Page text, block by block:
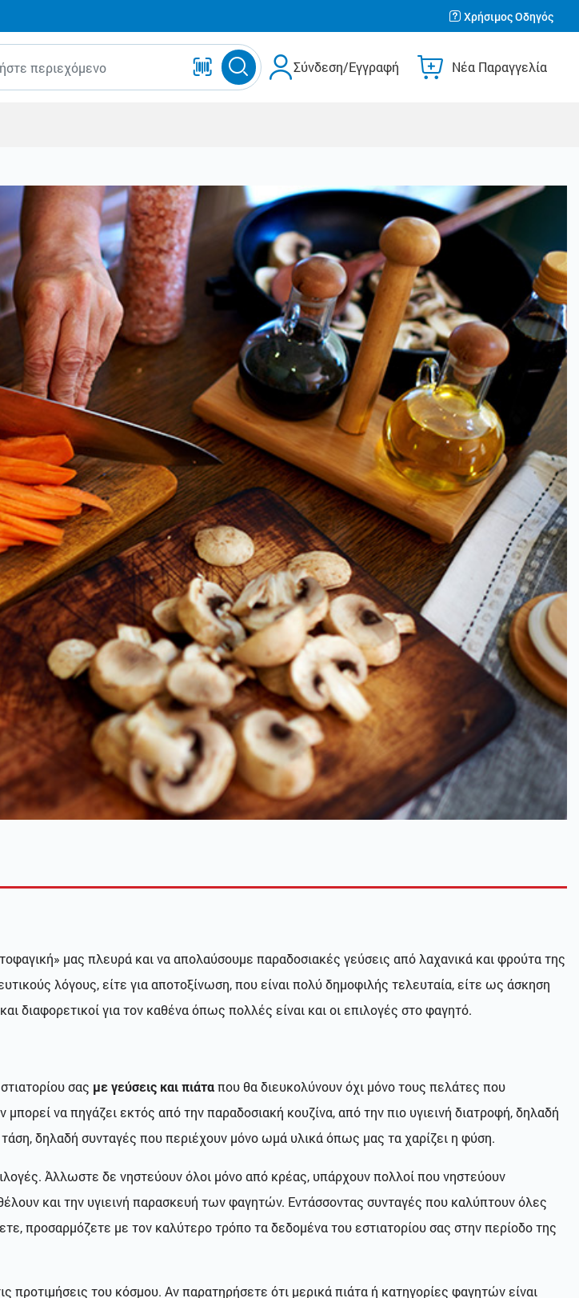
Χρήσιμος Οδηγός
Σύνδεση/Εγγραφή Νέα Παραγγελία
μας πλευρά και να απολαύσουμε παραδοσιακές γεύσεις από λαχανικά και φρούτα της
λόγους, είτε για αποτοξίνωση, που είναι πολύ δημοφιλής τελευταία, είτε ως άσκηση
διαφορετικοί για τον καθένα όπως πολλές είναι και οι επιλογές στο φαγητό.
σας με γεύσεις και πιάταπου θα διευκολύνουν όχι μόνο τους πελάτες που
να πηγάζει εκτός από την παραδοσιακή κουζίνα, από την πιο υγιεινή διατροφή, δηλαδή
δηλαδή συνταγές που περιέχουν μόνο ωμά υλικά όπως μας τα χαρίζει η φύση.
Άλλωστε δε νηστεύουν όλοι μόνο από κρέας, υπάρχουν πολλοί που νηστεύουν
και την υγιεινή παρασκευή των φαγητών. Εντάσσοντας συνταγές που καλύπτουν όλες
προσαρμόζετε με τον καλύτερο τρόπο τα δεδομένα του εστιατορίου σας στην περίοδο της
προτιμήσεις του κόσμου. Αν παρατηρήσετε ότι μερικά πιάτα ή κατηγορίες φαγητών είναι